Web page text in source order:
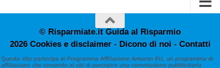
© Risparmiate.it Guida al Risparmio
2026 Cookies e disclaimer- Dicono di noi - Contatti